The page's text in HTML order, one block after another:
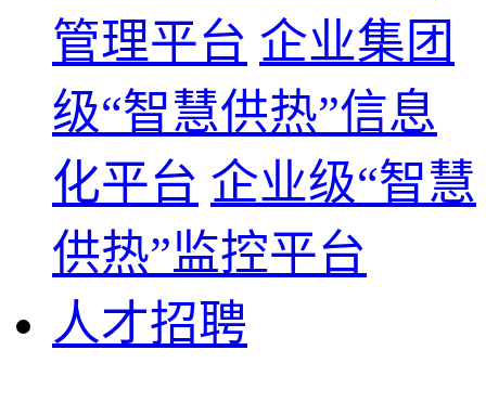
管理平台 企业集团
级“智慧供热”信息
化平台 企业级“智慧
供热”监控平台
人才招聘